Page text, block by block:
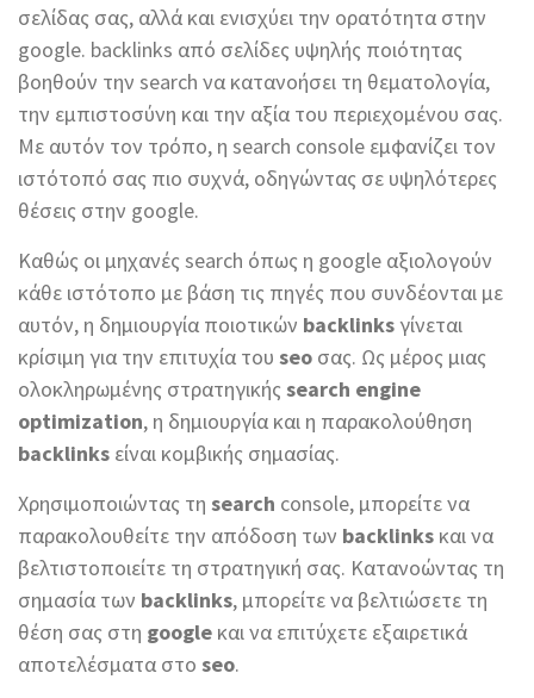
σελίδας σας, αλλά και ενισχύει την ορατότητα στην
google. backlinks από σελίδες υψηλής ποιότητας
βοηθούν την search να κατανοήσει τη θεματολογία,
την εμπιστοσύνη και την αξία του περιεχομένου σας.
Με αυτόν τον τρόπο, η search console εμφανίζει τον
ιστότοπό σας πιο συχνά, οδηγώντας σε υψηλότερες
θέσεις στην google.
Καθώς οι μηχανές search όπως η google αξιολογούν
κάθε ιστότοπο με βάση τις πηγές που συνδέονται με
αυτόν, η δημιουργία ποιοτικών backlinksγίνεται
κρίσιμη για την επιτυχία του seo σας. Ως μέρος μιας
ολοκληρωμένης στρατηγικής search engine
optimization, η δημιουργία και η παρακολούθηση
backlinks είναι κομβικής σημασίας.
Χρησιμοποιώντας τη search console, μπορείτε να
παρακολουθείτε την απόδοση των backlinks και να
βελτιστοποιείτε τη στρατηγική σας. Κατανοώντας τη
σημασία των backlinks, μπορείτε να βελτιώσετε τη
θέση σας στη google και να επιτύχετε εξαιρετικά
αποτελέσματα στο seo.